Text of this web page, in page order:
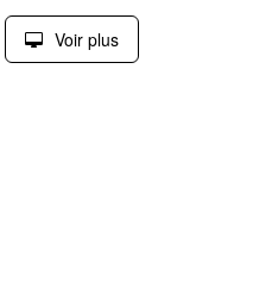
Voir plus